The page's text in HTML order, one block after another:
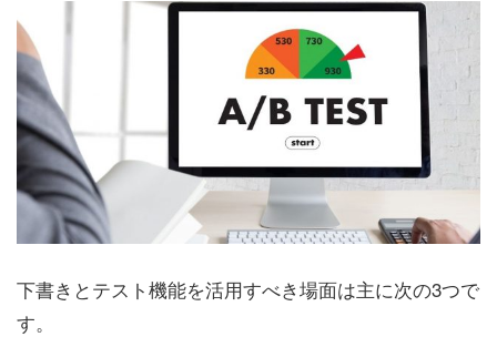
下書きとテスト機能を活用すべき場面は主に次の3つで
す。